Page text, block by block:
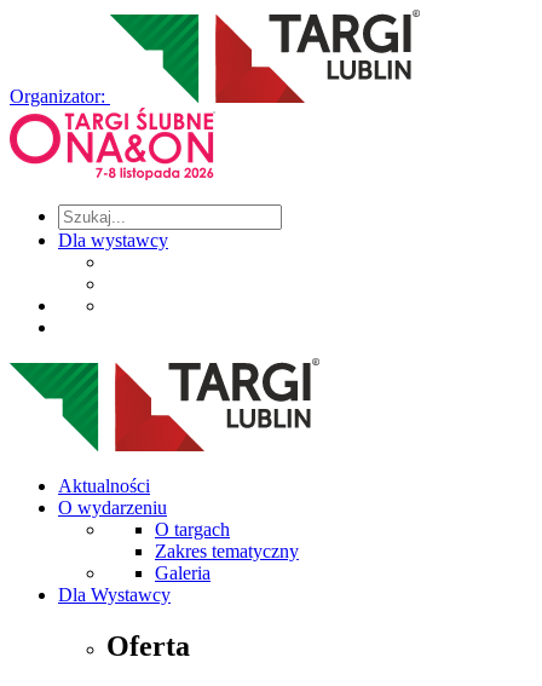
Organizator:
Dla wystawcy
Aktualności
O wydarzeniu
O targach
Zakres tematyczny
Galeria
Dla Wystawcy
Oferta